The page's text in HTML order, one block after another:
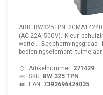
ABB BW325TPN
(AC-22A 500V). Kleur
wartel.
bedieningselement: tuimelaar.
Artikelnummer: 271429
SKU: BW 325 TPN
EAN: 7392696424035